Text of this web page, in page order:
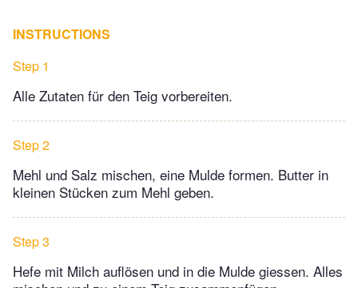
INSTRUCTIONS
Step 1
Alle Zutaten für den Teig vorbereiten.
Step 2
Mehl und Salz mischen, eine Mulde formen. Butter in
kleinen Stücken zum Mehl geben.
Step 3
Hefe mit Milch auflösen und in die Mulde giessen. Alles